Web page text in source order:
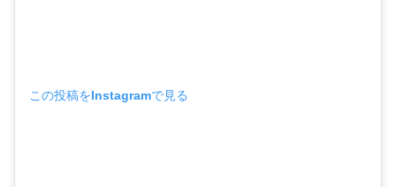
この投稿をInstagramで見る